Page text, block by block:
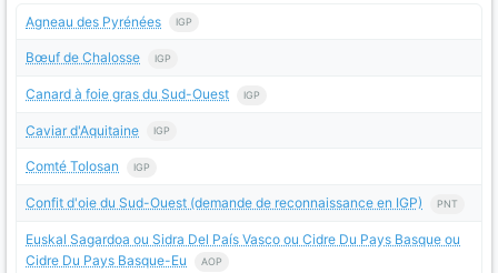
Agneau des Pyrénées IGP
Bœuf de Chalosse IGP
Canard à foie gras du Sud-Ouest IGP
Caviar d'Aquitaine IGP
Comté Tolosan IGP
Confit d'oie du Sud-Ouest (demande de reconnaissance en IGP) PNT
Euskal Sagardoa ou Sidra Del País Vasco ou Cidre Du Pays Basque ou
Cidre Du Pays Basque-Eu
AOP